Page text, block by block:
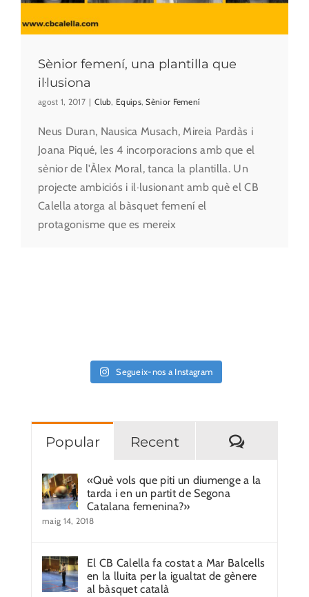
Sènior femení, una plantilla que
il·lusiona
agost 1, 2017 | Club, Equips,Sènior Femení
Neus Duran, Nausica Musach, Mireia Pardàs i
Joana Piqué, les 4 incorporacions amb que el
sènior de l'Àlex Moral, tanca la plantilla. Un
projecte ambiciós i il·lusionant amb què el CB
Calella atorga al bàsquet femení el
protagonisme que es mereix
Segueix-nos a Instagram
Popular Recent
«Què vols que piti un diumenge a la
tarda i en un partit de Segona
Catalana femenina?»
maig 14, 2018
El CB Calella fa costat a Mar Balcells
en la lluita per la igualtat de gènere
al bàsquet català